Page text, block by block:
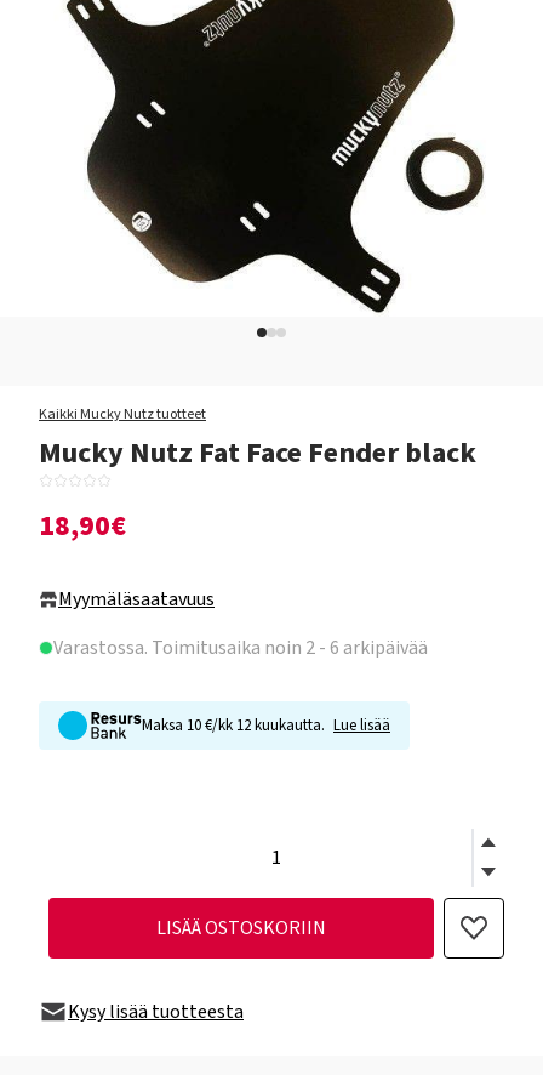
Kaikki Mucky Nutz tuotteet
Mucky Nutz Fat Face Fender black
18,90€
Myymäläsaatavuus
Varastossa. Toimitusaika noin 2 - 6 arkipäivää
Maksa 10 €/kk 12 kuukautta. Lue lisää
LISÄÄ OSTOSKORIIN
Kysy lisää tuotteesta